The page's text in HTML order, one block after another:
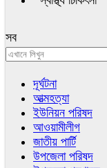
সব
দূর্ঘটনা
আত্মহত্যা
ইউনিয়ন পরিষদ
আওয়ামীলীগ
জাতীয় পার্টি
উপজেলা পরিষদ